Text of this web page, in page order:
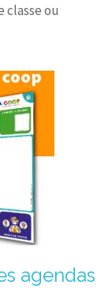
classe ou
agendas